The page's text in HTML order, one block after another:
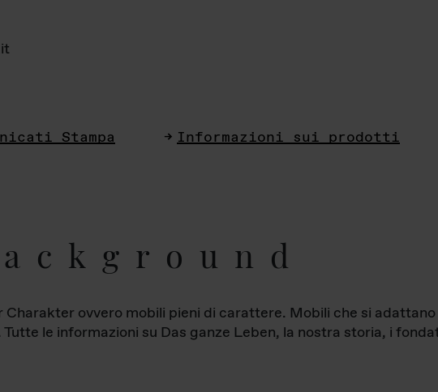
Stampa Informazioni sui prodotti
Charakter ovvero mobili pieni di carattere. Mobili che si
le informazioni su Das ganze Leben, la nostra storia, i